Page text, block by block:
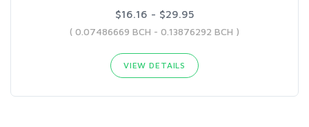
$16.16 - $29.95
( 0.07486669 BCH - 0.13876292 BCH )
VIEW DETAILS